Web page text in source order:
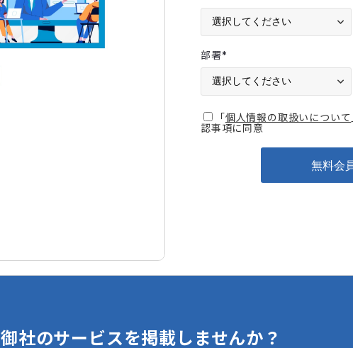
部署*
「個人情報の取扱いについて
認事項に同意
御社のサービスを掲載しませんか？